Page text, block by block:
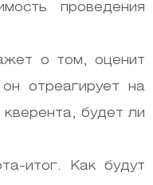
проведения
о том, оценит
отреагирует на
будет ли
итог. Как будут